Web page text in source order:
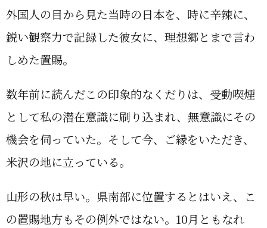
外国人の目から見た当時の日本を、時に辛辣に、
鋭い観察力で記録した彼女に、理想郷とまで言わ
しめた置賜。
数年前に読んだこの印象的なくだりは、受動喫煙
として私の潜在意識に刷り込まれ、無意識にその
機会を伺っていた。そして今、ご縁をいただき、
米沢の地に立っている。
山形の秋は早い。県南部に位置するとはいえ、こ
の置賜地方もその例外ではない。10月ともなれ